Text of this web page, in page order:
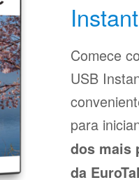
Comece
USB
para
dos mais
da